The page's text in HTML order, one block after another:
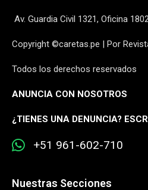
Av. Guardia Civil 1321, Oficina
Copyright ©caretas.pe | Por
Todos los derechos reservados
ANUNCIA CON NOSOTROS
¿TIENES UNA DENUNCIA?
+51 961-602-710
Nuestras Secciones